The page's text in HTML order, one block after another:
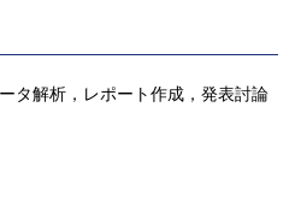
タ解析，レポート作成，発表討論